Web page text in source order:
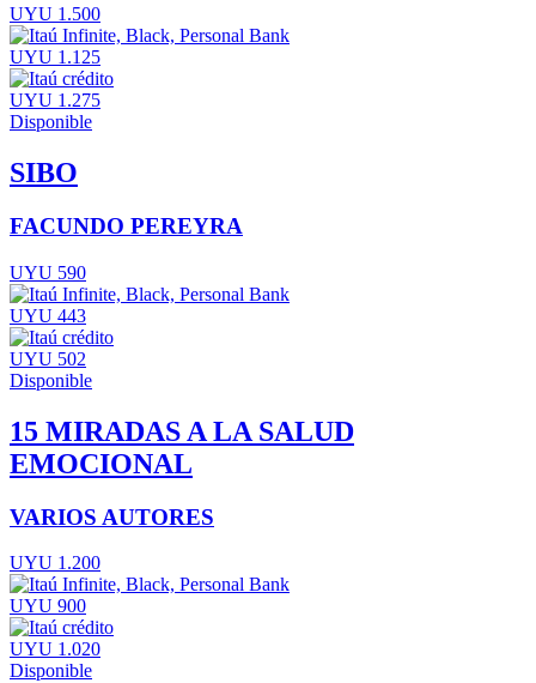
UYU 1.500
UYU 1.125
UYU 1.275
Disponible
SIBO
FACUNDO PEREYRA
UYU 590
UYU 443
UYU 502
Disponible
15 MIRADAS A LA SALUD
EMOCIONAL
VARIOS AUTORES
UYU 1.200
UYU 900
UYU 1.020
Disponible